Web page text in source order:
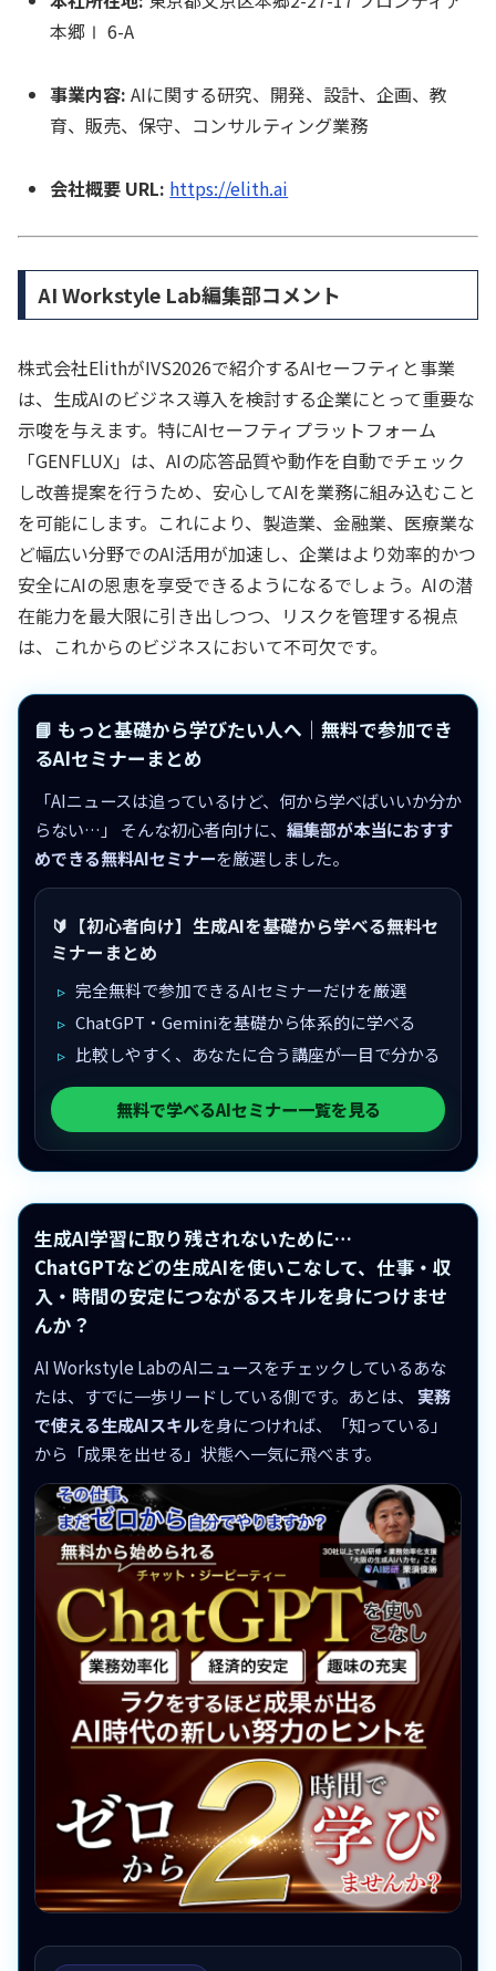
本郷Ⅰ 6-A
事業内容: AIに関する研究、開発、設計、企画、教
育、販売、保守、コンサルティング業務
会社概要 URL: https://elith.ai
AI Workstyle Lab編集部コメント
株式会社ElithがIVS2026で紹介するAIセーフティと事業
は、生成AIのビジネス導入を検討する企業にとって重要な
示唆を与えます。特にAIセーフティプラットフォーム
「GENFLUX」は、AIの応答品質や動作を自動でチェック
し改善提案を行うため、安心してAIを業務に組み込むこと
を可能にします。これにより、製造業、金融業、医療業な
ど幅広い分野でのAI活用が加速し、企業はより効率的かつ
安全にAIの恩恵を享受できるようになるでしょう。AIの潜
在能力を最大限に引き出しつつ、リスクを管理する視点
は、これからのビジネスにおいて不可欠です。
📘 もっと基礎から学びたい人へ｜無料で参加でき
るAIセミナーまとめ
「AIニュースは追っているけど、何から学べばいいか分か
らない…」 そんな初心者向けに、 編集部が本当におすす
めできる無料AIセミナーを厳選しました。
🔰【初心者向け】生成AIを基礎から学べる無料セ
ミナーまとめ
完全無料で参加できるAIセミナーだけを厳選
ChatGPT・Geminiを基礎から体系的に学べる
比較しやすく、あなたに合う講座が一目で分かる
無料で学べるAIセミナー一覧を見る
生成AI学習に取り残されないために…
ChatGPTなどの生成AIを使いこなして、仕事・収
入・時間の安定につながるスキルを身につけませ
んか？
AI Workstyle LabのAIニュースをチェックしているあな
たは、すでに一歩リードしている側です。あとは、 実務
で使える生成AIスキルを身につければ、「知っている」
から「成果を出せる」状態へ一気に飛べます。